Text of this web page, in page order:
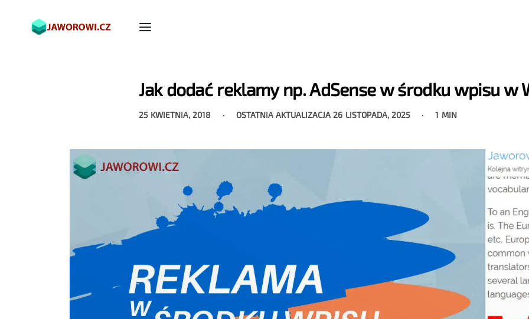
Jak dodać reklamy np. AdSense w środku wpisu w
25 KWIETNIA, 2018 OSTATNIA AKTUALIZACJA 26 LISTOPADA, 2025 1 MIN